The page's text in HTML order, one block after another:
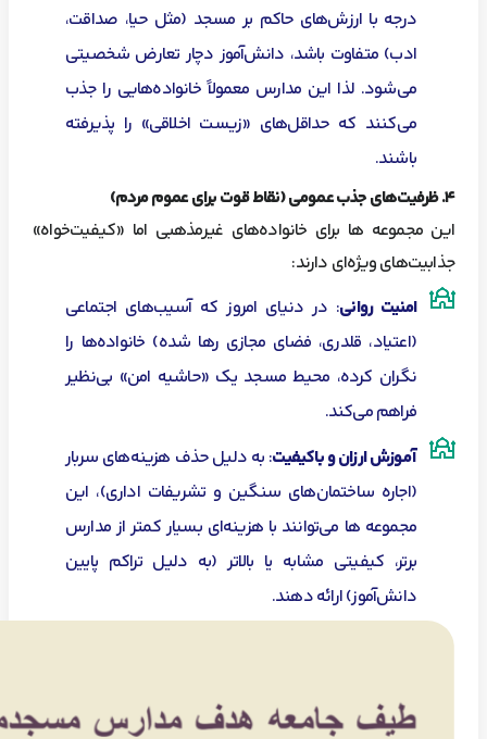
درجه با ارزش‌های حاکم بر مسجد (مثل حیا، صداقت،
ادب) متفاوت باشد، دانش‌آموز دچار تعارض شخصیتی
می‌شود. لذا این مدارس معمولاً خانواده‌هایی را جذب
می‌کنند که حداقل‌های «زیست اخلاقی» را پذیرفته
باشند.
۴. ظرفیت‌های جذب عمومی (نقاط قوت برای عموم مردم)
این مجموعه ها برای خانواده‌های غیرمذهبی اما «کیفیت‌خواه»
جذابیت‌های ویژه‌ای دارند:
امنیت روانی: در دنیای امروز که آسیب‌های اجتماعی
(اعتیاد، قلدری، فضای مجازی رها شده) خانواده‌ها را
نگران کرده، محیط مسجد یک «حاشیه امن» بی‌نظیر
فراهم می‌کند.
آموزش ارزان و باکیفیت: به دلیل حذف هزینه‌های سربار
(اجاره ساختمان‌های سنگین و تشریفات اداری)، این
مجموعه ها می‌توانند با هزینه‌ای بسیار کمتر از مدارس
برتر، کیفیتی مشابه یا بالاتر (به دلیل تراکم پایین
دانش‌آموز) ارائه دهند.